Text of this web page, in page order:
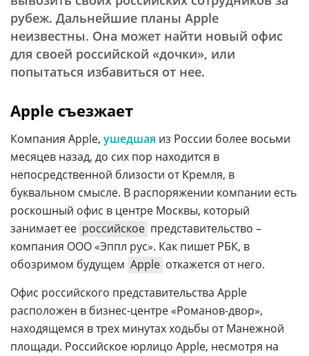
рубеж. Дальнейшие планы Apple
неизвестны. Она может найти новый офис
для своей российской «дочки», или
попытаться избавиться от нее.
Apple съезжает
Компания Apple, ушедшая из России более восьми
месяцев назад, до сих пор находится в
непосредственной близости от Кремля, в
буквальном смысле. В распоряжении компании есть
роскошный офис в центре Москвы, который
занимает ее российское представительство –
компания ООО «Эппл рус». Как пишет РБК, в
обозримом будущем Apple откажется от него.
Офис российского представительства Apple
расположен в бизнес-центре «Романов-двор»,
находящемся в трех минутах ходьбы от Манежной
площади. Российское юрлицо Apple, несмотря на